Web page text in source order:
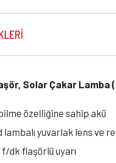
Solar Çakar Lamba
özelliğine sahip akü
lambalı yuvarlak lens ve
f/dk flaşörlü uyarı